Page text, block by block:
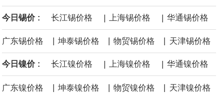
海力士：龙仁工厂将生产高带宽内存（HBM）及其他下一代动态随
机存取存储器（DRAM）。
今日锡价 : 长江锡价格 | 上海锡价格 | 华通锡价格
广东锡价格 坤泰锡价格 物贸锡价格 天津锡价格
今日镍价 : 长江镍价格 | 上海镍价格 | 华通镍价格
广东镍价格 | 坤泰镍价格 | 物贸镍价格 | 天津镍价格